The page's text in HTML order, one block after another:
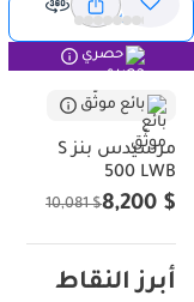
عرض 360
عرض
حصري
بائع موثّق
مرسيدس بنز S
500 LWB
$ 8,200
$ 10,081
أبرز النقاط